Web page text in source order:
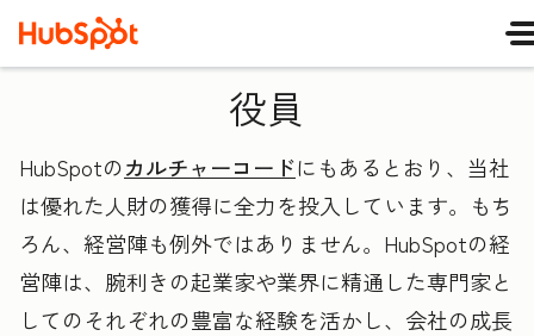
役員
HubSpotのカルチャーコードにもあるとおり、当社
は優れた人財の獲得に全力を投入しています。もち
ろん、経営陣も例外ではありません。HubSpotの経
営陣は、腕利きの起業家や業界に精通した専門家と
してのそれぞれの豊富な経験を活かし、会社の成長